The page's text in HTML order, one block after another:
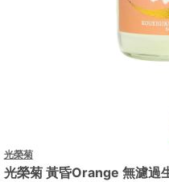
光榮菊
光榮菊 黃昏Orange 無濾過